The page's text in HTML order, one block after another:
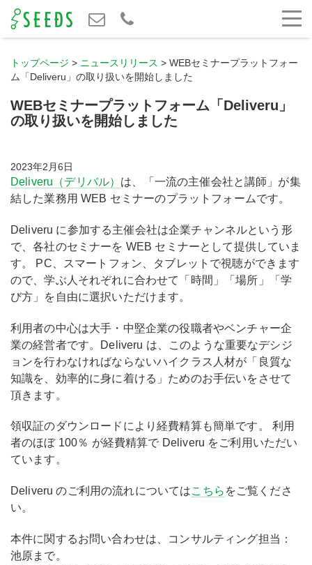
トップページ > ニュースリリース > WEBセミナープラットフォー
ム「Deliveru」の取り扱いを開始しました
WEBセミナープラットフォーム「Deliveru」
の取り扱いを開始しました
2023年2月6日
Deliveru（デリバル） は、「一流の主催会社と講師」が集
結した業務用 WEB セミナーのプラットフォームです。
Deliveru に参加する主催会社は企業チャンネルという形
で、各社のセミナーを WEB セミナーとして提供していま
す。 PC、スマートフォン、タブレットで視聴ができます
ので、学ぶ人それぞれに合わせて「時間」「場所」「学
び方」を自由に選択いただけます。
利用者の中心は大手・中堅企業の役職者やベンチャー企
業の経営者です。Deliveru は、このような重要なデシジ
ョンを行わなければならないハイクラス人材が「良質な
知識を、効率的に身に着ける」ためのお手伝いをさせて
頂きます。
領収証のダウンロードにより経費精算も簡単です。 利用
者のほぼ 100％ が経費精算で Deliveru をご利用いただい
ています。
Deliveru のご利用の流れについてはこちら をご覧くださ
い。
本件に関するお問い合わせは、コンサルティング担当：
池原まで。